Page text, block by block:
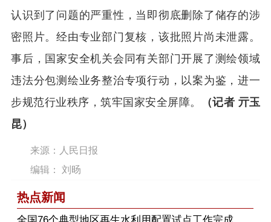
认识到了问题的严重性，当即彻底删除了储存的涉
密照片。经由专业部门复核，该批照片尚未泄露。
事后，国家安全机关会同有关部门开展了测绘领域
违法分包测绘业务整治专项行动，以案为鉴，进一
步规范行业秩序，筑牢国家安全屏障。
（记者 亓玉
昆）
来源：人民日报
编辑： 刘旸
热点新闻